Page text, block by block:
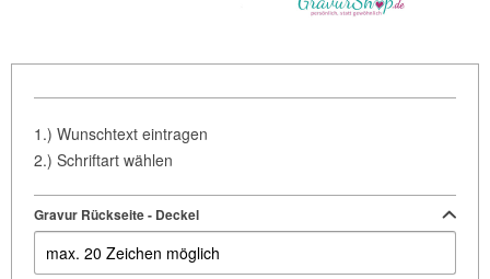
1.) Wunschtext eintragen
2.) Schriftart wählen
Gravur Rückseite - Deckel